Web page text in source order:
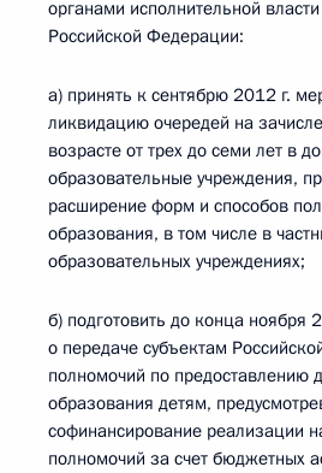
органами исполнительной
Российской Федерации:
а) принять к сентябрю 2012 г.
ликвидацию очередей на
возрасте от трех до семи лет в
образовательные учреждения,
расширение форм и способов
образования, в том числе в
образовательных учреждениях;
б) подготовить до конца ноября
о передаче субъектам
полномочий по предоставлению
образования детям,
софинансирование реализации
полномочий за счет бюджетных